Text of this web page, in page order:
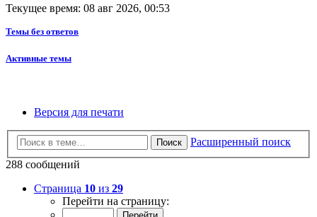
Текущее время: 08 авг 2026, 00:53
Темы без ответов
Активные темы
Версия для печати
Поиск
Расширенный поиск
288 сообщений
Страница 10 из 29
Перейти на страницу: